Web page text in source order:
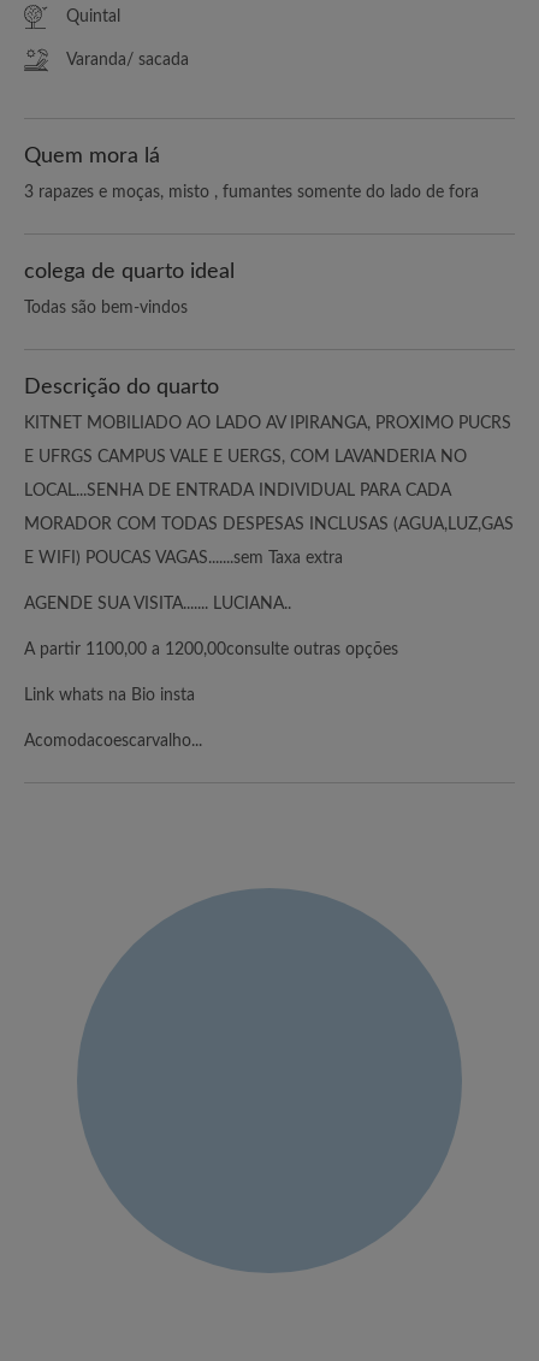
Quintal
Varanda/ sacada
Quem mora lá
3 rapazes e moças, misto , fumantes somente do lado de fora
colega de quarto ideal
Todas são bem-vindos
Descrição do quarto
KITNET MOBILIADO AO LADO AV IPIRANGA, PROXIMO PUCRS
E UFRGS CAMPUS VALE E UERGS, COM LAVANDERIA NO
LOCAL...SENHA DE ENTRADA INDIVIDUAL PARA CADA
MORADOR COM TODAS DESPESAS INCLUSAS (AGUA,LUZ,GAS
E WIFI) POUCAS VAGAS.......sem Taxa extra
AGENDE SUA VISITA....... LUCIANA..
A partir 1100,00 a 1200,00consulte outras opções
Link whats na Bio insta
Acomodacoescarvalho...